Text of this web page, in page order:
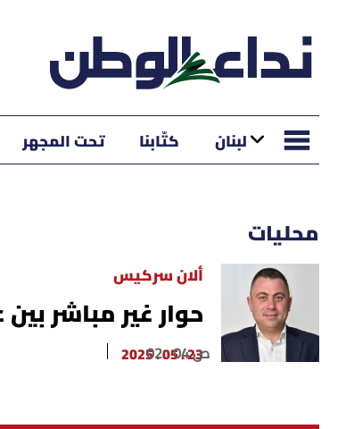
لبنان كتّابنا تحت المجهر
محليات
ألان سركيس
حوار غير مباشر
23 . 05 . 2025
02 : 04 ص